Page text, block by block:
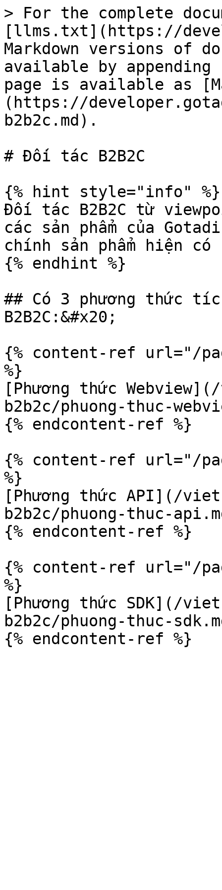
> For the complete
[llms.txt](https://
Markdown versions of
available by
page is available as
(https://
b2b2c.md).
# Đối tác B2B2C
{% hint style="info" %}
Đối tác B2B2C từ
các sản phẩm của
chính sản phẩm hiện
{% endhint %}
## Có 3 phương thức
B2B2C:&#x20;
{% content-ref url="/
%}
[Phương thức
b2b2c/phuong-thuc-
{% endcontent-ref %}
{% content-ref url="/
%}
[Phương thức API](/
b2b2c/phuong-thuc-
{% endcontent-ref %}
{% content-ref url="/
%}
[Phương thức SDK](/
b2b2c/phuong-thuc-